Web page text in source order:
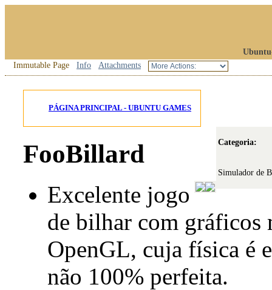
Immutable Page
Info Attachments
PÁGINA PRINCIPAL - UBUNTU GAMES
Categoria:
Simulador de
FooBillard
Excelente jogo
de bilhar com gráficos
OpenGL, cuja física é
não 100% perfeita.